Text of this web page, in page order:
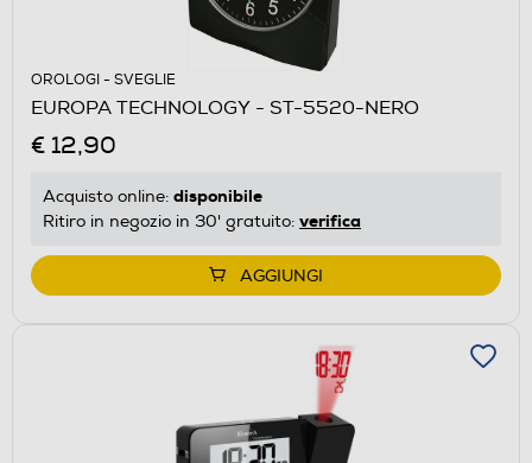
OROLOGI - SVEGLIE
EUROPA TECHNOLOGY - ST-5520-NERO
€ 12,90
Acquisto online: disponibile
Ritiro in negozio in 30' gratuito: verifica
AGGIUNGI